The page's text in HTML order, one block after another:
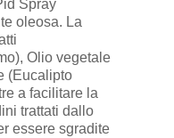
Spray
oleosa. La
Olio vegetale
(Eucalipto
a facilitare la
trattati dallo
essere sgradite